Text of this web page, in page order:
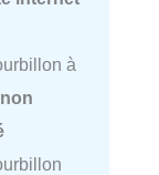
à
non